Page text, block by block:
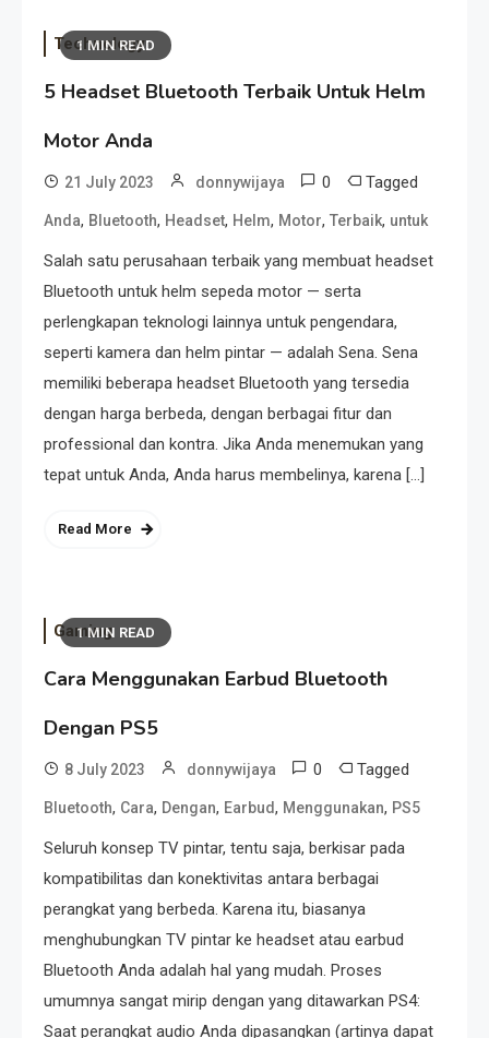
1 MIN READ
Technology
5 Headset Bluetooth Terbaik Untuk Helm
Motor Anda
21 July 2023 donnywijaya 0 Tagged
Anda, Bluetooth, Headset, Helm, Motor, Terbaik, untuk
Salah satu perusahaan terbaik yang membuat headset
Bluetooth untuk helm sepeda motor — serta
perlengkapan teknologi lainnya untuk pengendara,
seperti kamera dan helm pintar — adalah Sena. Sena
memiliki beberapa headset Bluetooth yang tersedia
dengan harga berbeda, dengan berbagai fitur dan
professional dan kontra. Jika Anda menemukan yang
tepat untuk Anda, Anda harus membelinya, karena […]
Read More
1 MIN READ
Gaming
Cara Menggunakan Earbud Bluetooth
Dengan PS5
8 July 2023 donnywijaya 0 Tagged
Bluetooth, Cara, Dengan, Earbud, Menggunakan, PS5
Seluruh konsep TV pintar, tentu saja, berkisar pada
kompatibilitas dan konektivitas antara berbagai
perangkat yang berbeda. Karena itu, biasanya
menghubungkan TV pintar ke headset atau earbud
Bluetooth Anda adalah hal yang mudah. Proses
umumnya sangat mirip dengan yang ditawarkan PS4:
Saat perangkat audio Anda dipasangkan (artinya dapat